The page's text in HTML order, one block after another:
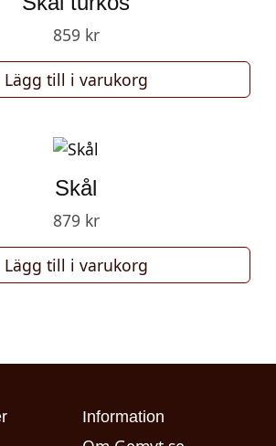
859 kr
Lägg till i varukorg
Skål
879 kr
Lägg till i varukorg
Information